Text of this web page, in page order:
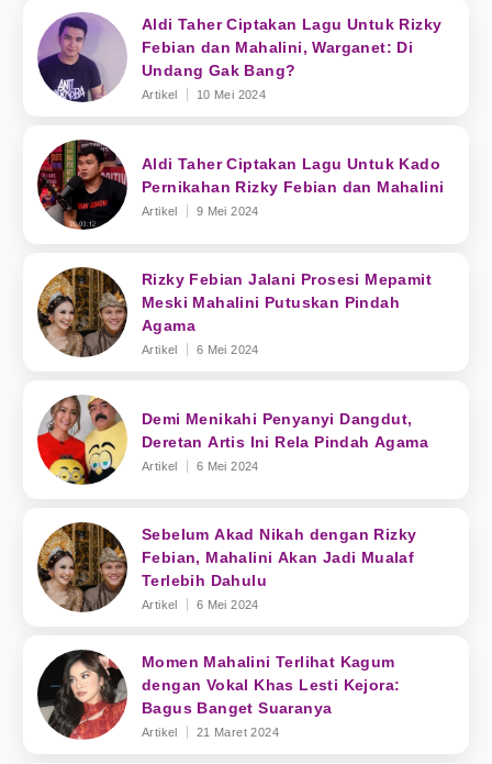
Aldi Taher Ciptakan Lagu Untuk Rizky
Febian dan Mahalini, Warganet: Di
Undang Gak Bang?
Artikel 10 Mei 2024
Aldi Taher Ciptakan Lagu Untuk Kado
Pernikahan Rizky Febian dan Mahalini
Artikel 9 Mei 2024
Rizky Febian Jalani Prosesi Mepamit
Meski Mahalini Putuskan Pindah
Agama
Artikel 6 Mei 2024
Demi Menikahi Penyanyi Dangdut,
Deretan Artis Ini Rela Pindah Agama
Artikel 6 Mei 2024
Sebelum Akad Nikah dengan Rizky
Febian, Mahalini Akan Jadi Mualaf
Terlebih Dahulu
Artikel 6 Mei 2024
Momen Mahalini Terlihat Kagum
dengan Vokal Khas Lesti Kejora:
Bagus Banget Suaranya
Artikel 21 Maret 2024